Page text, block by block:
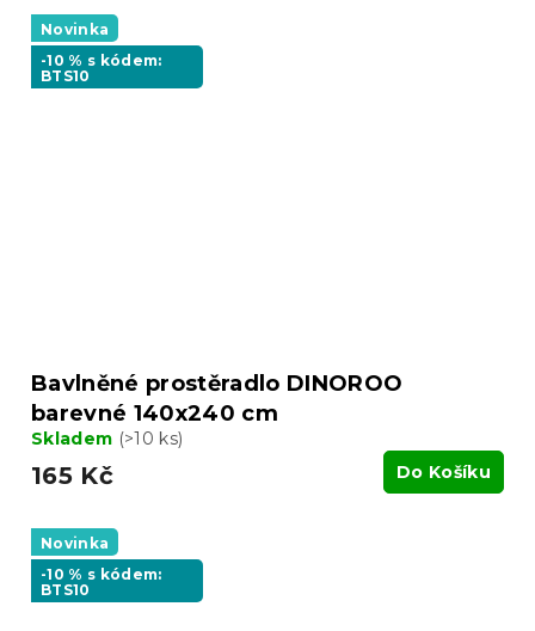
Novinka
-10 % s kódem:
BTS10
Bavlněné prostěradlo DINOROO
barevné 140x240 cm
Skladem (>10 ks)
165 Kč Do Košíku
Novinka
-10 % s kódem:
BTS10